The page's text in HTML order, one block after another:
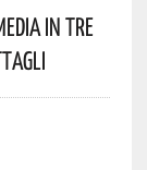
In Tre